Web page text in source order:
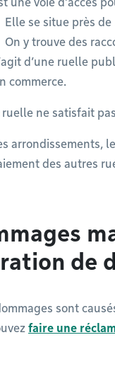
Elle se situe près
On y trouve des
d’une ruelle
commerce.
ruelle ne satisfait
arrondissements,
des autres
de
sont
faire une